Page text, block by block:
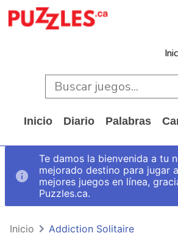
Inicio Diario Palabras
Te damos la bienvenida a tu
mejorado destino para jugar
mejores juegos en línea,
Puzzles.ca.
Inicio Addiction Solitaire